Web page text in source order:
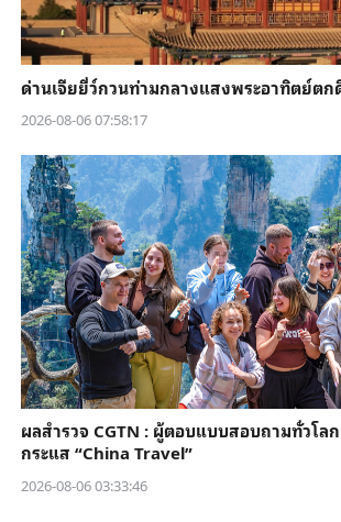
ด่านเจียยี่ว์กวนท่ามกลางแสงพระอาทิตย์ตก
2026-08-06 07:58:17
ผลสำรวจ CGTN : ผู้ตอบแบบสอบถามทั่วโล
กระแส “China Travel”
2026-08-06 03:33:46